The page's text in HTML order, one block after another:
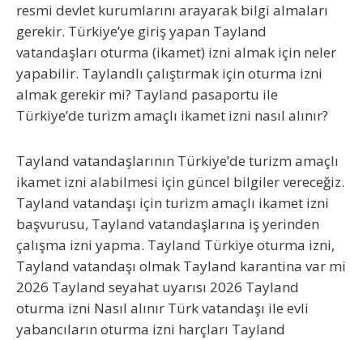
resmi devlet kurumlarını arayarak bilgi almaları
gerekir. Türkiye’ye giriş yapan Tayland
vatandaşları oturma (ikamet) izni almak için neler
yapabilir. Taylandlı çalıştırmak için oturma izni
almak gerekir mi? Tayland pasaportu ile
Türkiye’de turizm amaçlı ikamet izni nasıl alınır?
Tayland vatandaşlarının Türkiye’de turizm amaçlı
ikamet izni alabilmesi için güncel bilgiler vereceğiz.
Tayland vatandaşı için turizm amaçlı ikamet izni
başvurusu, Tayland vatandaşlarına iş yerinden
çalışma izni yapma. Tayland Türkiye oturma izni,
Tayland vatandaşı olmak Tayland karantina var mi
2026 Tayland seyahat uyarısı 2026 Tayland
oturma izni Nasıl alınır Türk vatandaşı ile evli
yabancıların oturma izni harçları Tayland